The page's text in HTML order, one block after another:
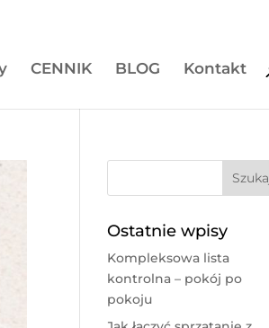
CENNIK BLOG Kontakt
Ostatnie wpisy
Kompleksowa lista
kontrolna – pokój po
pokoju